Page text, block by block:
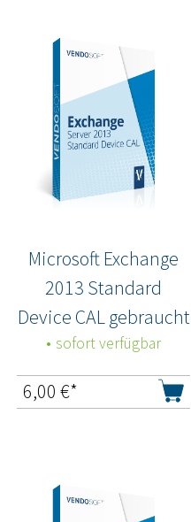
Microsoft Exchange
2013 Standard
Device CAL gebraucht
sofort verfügbar
6,00 €*